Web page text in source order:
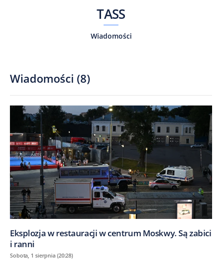
TASS
Wiadomości
Wiadomości (8)
Eksplozja w restauracji w centrum Moskwy. Są zabici
i ranni
Sobota, 1 sierpnia (20:28)